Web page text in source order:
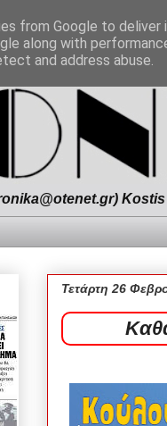
Kostis
Τετάρτη 26
from Google to
along with
and address abuse.